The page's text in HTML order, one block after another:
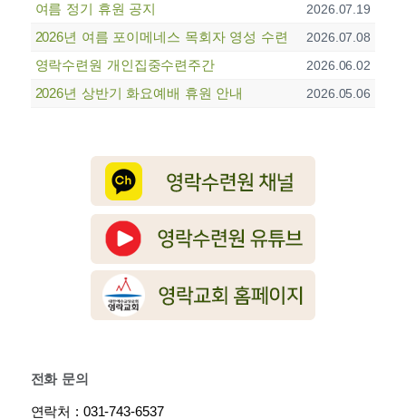
여름 정기 휴원 공지 2026.07.19
2026년 여름 포이메네스 목회자 영성 수련 2026.07.08
영락수련원 개인집중수련주간 2026.06.02
2026년 상반기 화요예배 휴원 안내 2026.05.06
전화 문의
연락처 : 031-743-6537